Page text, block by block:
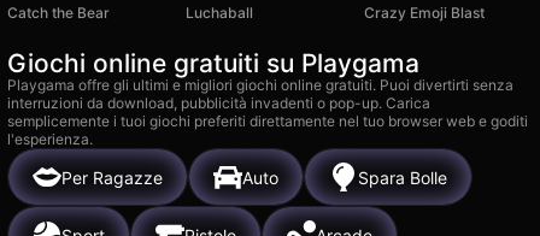
Catch the Bear
Luchaball Crazy Emoji Blast
Giochi online gratuiti su Playgama
Playgama offre gli ultimi e migliori giochi online gratuiti. Puoi divertirti senza
interruzioni da download, pubblicità invadenti o pop-up. Carica
semplicemente i tuoi giochi preferiti direttamente nel tuo browser web e goditi
l'esperienza.
Per Ragazze Auto Spara Bolle